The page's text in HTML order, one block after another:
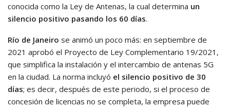
conocida como la Ley de Antenas, la cual determina un
silencio positivo pasando los 60 días.
Río de Janeiro se animó un poco más: en septiembre de
2021 aprobó el Proyecto de Ley Complementario 19/2021,
que simplifica la instalación y el intercambio de antenas 5G
en la ciudad. La norma incluyó el silencio positivo de 30
días; es decir, después de este periodo, si el proceso de
concesión de licencias no se completa, la empresa puede